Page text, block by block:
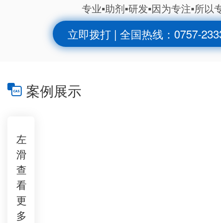
专业▪助剂▪研发▪因为专注▪所以
立即拨打 | 全国热线：0757-
案例展示
左
滑
查
看
更
多